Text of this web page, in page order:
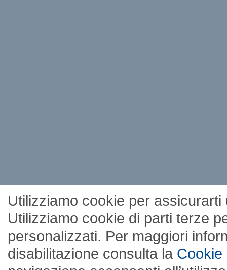
Utilizziamo cookie per
Utilizziamo cookie di parti terze
personalizzati. Per maggiori
disabilitazione consulta la Cookie